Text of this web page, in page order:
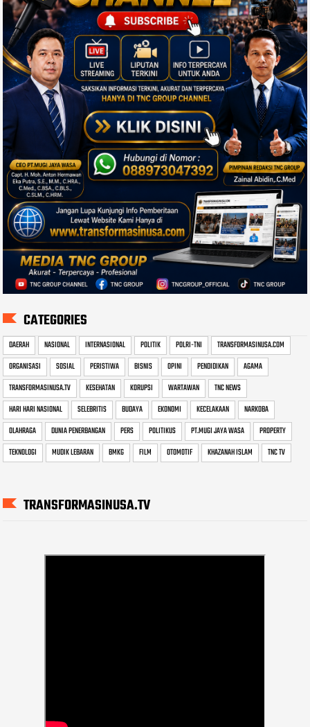
CATEGORIES
DAERAH NASIONAL INTERNASIONAL POLITIK POLRI-TNI
TRANSFORMASINUSA.COM
ORGANISASI
SOSIAL PERISTIWA BISNIS OPINI PENDIDIKAN
AGAMA
TRANSFORMASINUSA.TV
KESEHATAN KORUPSI WARTAWAN
TNC NEWS
HARI HARI NASIONAL
SELEBRITIS BUDAYA EKONOMI KECELAKAAN
NARKOBA
OLAHRAGA
DUNIA PENERBANGAN PERS POLITIKUS PT.MUGI JAYA WASA
PROPERTY
TEKNOLOGI
MUDIK LEBARAN BMKG FILM OTOMOTIF KHAZANAH ISLAM TNC TV
TRANSFORMASINUSA.TV